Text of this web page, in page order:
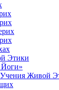
Этики
Живой